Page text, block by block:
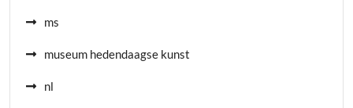
ms
museum hedendaagse kunst
nl